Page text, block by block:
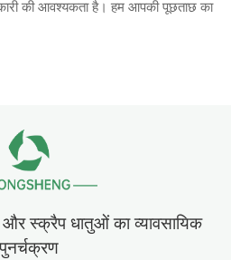
की आवश्यकता है। हम आपकी पूछताछ का
स्क्रैप धातुओं का व्यावसायिक
पुनर्चक्रण